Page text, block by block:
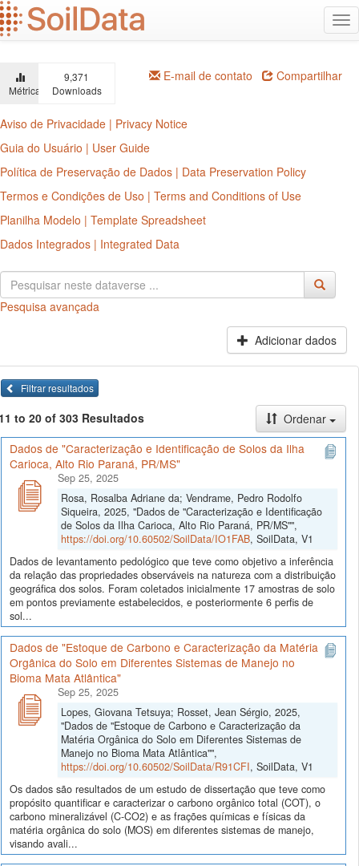
Ir
para
o
principal
Métricas
9,371
Downloads
E-mail de contato Compartilhar
Aviso de Privacidade | Privacy Notice
Guia do Usuário | User Guide
Política de Preservação de Dados | Data Preservation Policy
Termos e Condições de Uso | Terms and Conditions of Use
Planilha Modelo | Template Spreadsheet
Dados Integrados | Integrated Data
Pesquisa avançada
Adicionar dados
Filtrar resultados
to 20 of 303 Resultados
Ordenar
Dados de "Caracterização e Identificação de Solos da Ilha
Carioca, Alto Rio Paraná, PR/MS"
Sep 25, 2025
Rosa, Rosalba Adriane da; Vendrame, Pedro Rodolfo
Siqueira, 2025, "Dados de "Caracterização e Identificação
de Solos da Ilha Carioca, Alto Rio Paraná, PR/MS"",
https://doi.org/10.60502/SoilData/IO1FAB, SoilData, V1
Dados de levantamento pedológico que teve como objetivo a inferência
da relação das propriedades observáveis na natureza com a distribuição
geográfica dos solos. Foram coletados inicialmente 17 amostras de solo
em pontos previamente estabelecidos, e posteriormente 6 perfis de
sol...
Dados de "Estoque de Carbono e Caracterização da Matéria
Orgânica do Solo em Diferentes Sistemas de Manejo no
Bioma Mata Atlântica"
Sep 25, 2025
Lopes, Giovana Tetsuya; Rosset, Jean Sérgio, 2025,
"Dados de "Estoque de Carbono e Caracterização da
Matéria Orgânica do Solo em Diferentes Sistemas de
Manejo no Bioma Mata Atlântica"",
https://doi.org/10.60502/SoilData/R91CFI, SoilData, V1
Os dados são resultados de um estudo de dissertação que teve como
propósito quantificar e caracterizar o carbono orgânico total (COT), o
carbono mineralizável (C-CO2) e as frações químicas e físicas da
matéria orgânica do solo (MOS) em diferentes sistemas de manejo,
visando avali...